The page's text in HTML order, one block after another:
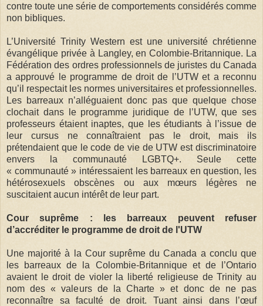
contre toute une série de comportements considérés comme
non bibliques.
L’Université Trinity Western est une université chrétienne
évangélique privée à Langley, en Colombie-Britannique. La
Fédération des ordres professionnels de juristes du Canada
a approuvé le programme de droit de l’UTW et a reconnu
qu’il respectait les normes universitaires et professionnelles.
Les barreaux n’alléguaient donc pas que quelque chose
clochait dans le programme juridique de l’UTW, que ses
professeurs étaient inaptes, que les étudiants à l’issue de
leur cursus ne connaîtraient pas le droit, mais ils
prétendaient que le code de vie de UTW est discriminatoire
envers la communauté LGBTQ+. Seule cette
« communauté » intéressaient les barreaux en question, les
hétérosexuels obscènes ou aux mœurs légères ne
suscitaient aucun intérêt de leur part.
Cour suprême : les barreaux peuvent refuser
d’accréditer le programme de droit de l'UTW
Une majorité à la Cour suprême du Canada a conclu que
les barreaux de la Colombie-Britannique et de l’Ontario
avaient le droit de violer la liberté religieuse de Trinity au
nom des « valeurs de la Charte » et donc de ne pas
reconnaître sa faculté de droit. Tuant ainsi dans l’œuf